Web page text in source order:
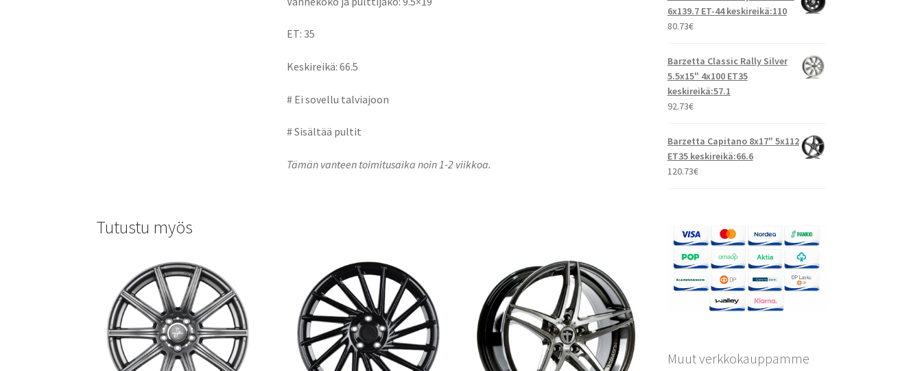
ET: 35
Keskireikä: 66.5
# Ei sovellu talviajoon
# Sisältää pultit
Tämän vanteen toimitusaika noin 1-2 viikkoa.
Tutustu myös
6x139.7 ET-44 keskireikä:110
80.73€
Barzetta Classic Rally Silver
5.5x15" 4x100 ET35
keskireikä:57.1
92.73€
Barzetta Capitano 8x17" 5x112
ET35 keskireikä:66.6
120.73€
Muut verkkokauppamme